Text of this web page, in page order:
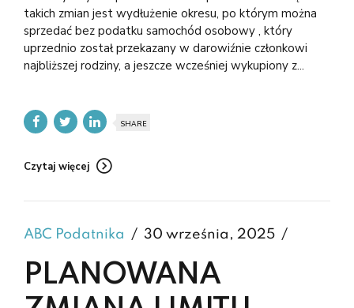
takich zmian jest wydłużenie okresu, po którym można
sprzedać bez podatku samochód osobowy , który
uprzednio został przekazany w darowiźnie członkowi
najbliższej rodziny, a jeszcze wcześniej wykupiony z...
SHARE
Czytaj więcej
ABC Podatnika 30 września, 2025
PLANOWANA